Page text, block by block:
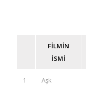
FİLMİN
İSMİ
1
Aşk